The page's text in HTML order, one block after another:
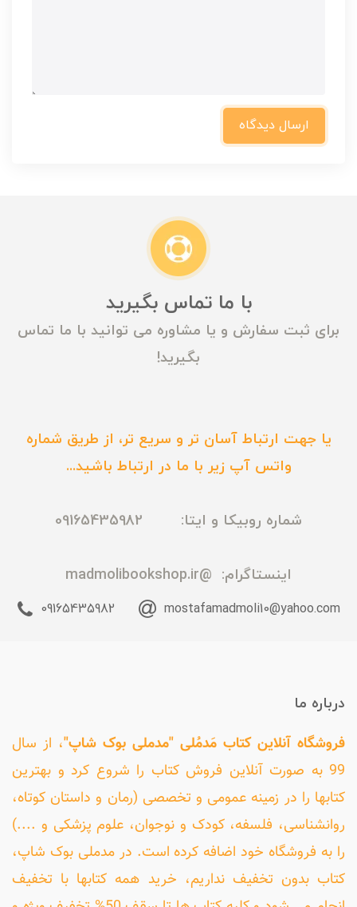
ارسال دیدگاه
با ما تماس بگیرید
برای ثبت سفارش و یا مشاوره می توانید با ما تماس
بگیرید!
یا جهت ارتباط آسان تر و سریع تر، از طریق شماره
واتس آپ زیر با ما در ارتباط باشید...
شماره روبیکا و ایتا: 09165435982
اینستاگرام: @madmolibookshop.ir
mostafamadmoli10@yahoo.com
09165435982
درباره ما
فروشگاه آنلاین کتاب مَدمُلی "مدملی بوک شاپ"، از سال
99 به صورت آنلاین فروش کتاب را شروع کرد و بهترین
کتابها را در زمینه عمومی و تخصصی (رمان و داستان کوتاه،
روانشناسی، فلسفه، کودک و نوجوان، علوم پزشکی و ....)
را به فروشگاه خود اضافه کرده است. در مدملی بوک شاپ،
کتاب بدون تخفیف نداریم، خرید همه کتابها با تخفیف